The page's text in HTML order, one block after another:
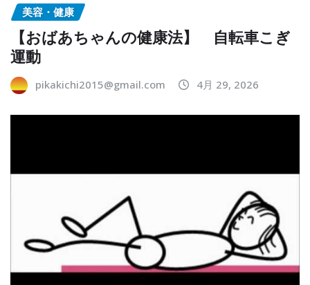
美容・健康
【おばあちゃんの健康法】 自転車こぎ
運動
pikakichi2015@gmail.com 4月 29, 2026